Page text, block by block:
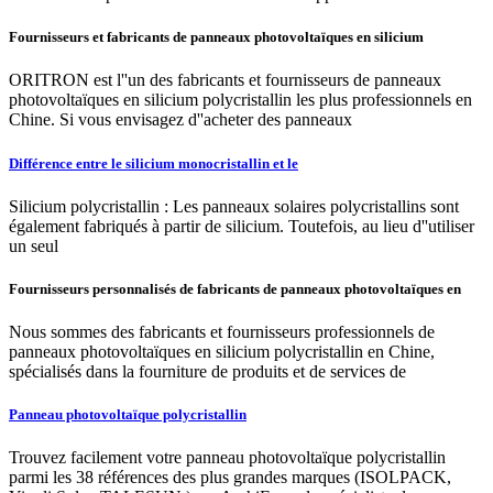
Fournisseurs et fabricants de panneaux photovoltaïques en silicium
ORITRON est l''un des fabricants et fournisseurs de panneaux
photovoltaïques en silicium polycristallin les plus professionnels en
Chine. Si vous envisagez d''acheter des panneaux
Différence entre le silicium monocristallin et le
Silicium polycristallin : Les panneaux solaires polycristallins sont
également fabriqués à partir de silicium. Toutefois, au lieu d''utiliser
un seul
Fournisseurs personnalisés de fabricants de panneaux photovoltaïques en
Nous sommes des fabricants et fournisseurs professionnels de
panneaux photovoltaïques en silicium polycristallin en Chine,
spécialisés dans la fourniture de produits et de services de
Panneau photovoltaïque polycristallin
Trouvez facilement votre panneau photovoltaïque polycristallin
parmi les 38 références des plus grandes marques (ISOLPACK,